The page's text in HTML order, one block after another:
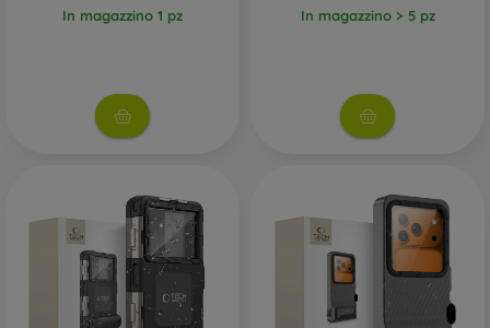
In magazzino 1 pz In magazzino > 5 pz